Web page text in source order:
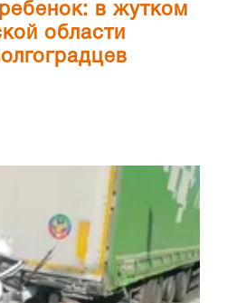
в жутком
области